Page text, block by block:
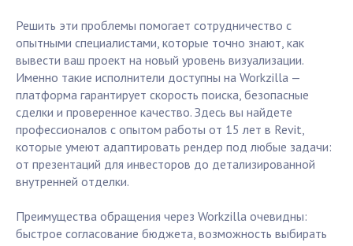
Решить эти проблемы помогает сотрудничество с
опытными специалистами, которые точно знают, как
вывести ваш проект на новый уровень визуализации.
Именно такие исполнители доступны на Workzilla —
платформа гарантирует скорость поиска, безопасные
сделки и проверенное качество. Здесь вы найдете
профессионалов с опытом работы от 15 лет в Revit,
которые умеют адаптировать рендер под любые задачи:
от презентаций для инвесторов до детализированной
внутренней отделки.
Преимущества обращения через Workzilla очевидны:
быстрое согласование бюджета, возможность выбирать